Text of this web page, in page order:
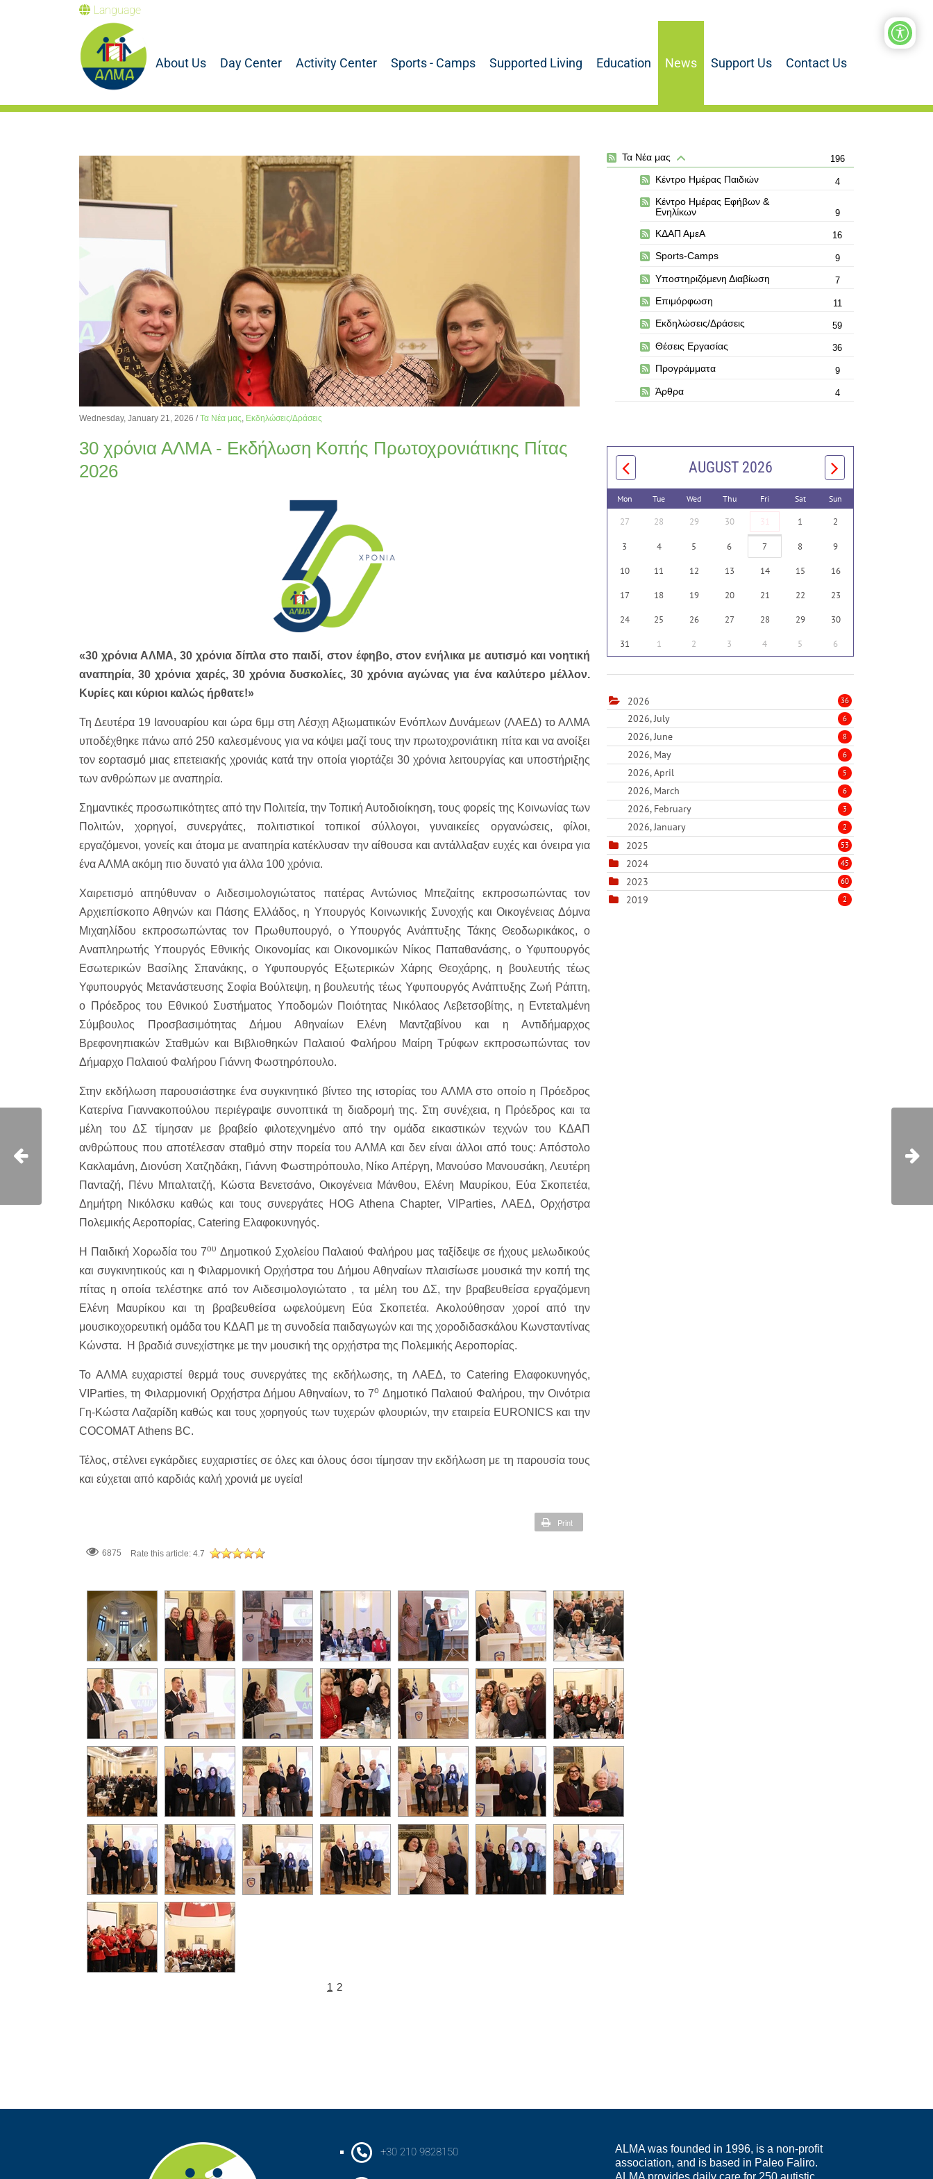
Language
About Us Day Center Activity Center Sports - Camps Supported Living Education News Support Us Contact Us
Wednesday, January 21, 2026 /Τα Νέα μας Εκδηλώσεις/Δράσεις
30 χρόνια ΑΛΜΑ - Εκδήλωση Κοπής Πρωτοχρονιάτικης Πίτας
2026
«30 χρόνια ΑΛΜΑ, 30 χρόνια δίπλα στο παιδί, στον έφηβο, στον ενήλικα με αυτισμό και νοητική
αναπηρία, 30 χρόνια χαρές, 30 χρόνια δυσκολίες, 30 χρόνια αγώνας για ένα καλύτερο μέλλον.
Κυρίες και κύριοι καλώς ήρθατε!»
Τη Δευτέρα 19 Ιανουαρίου και ώρα 6μμ στη Λέσχη Αξιωματικών Ενόπλων Δυνάμεων (ΛΑΕΔ) το ΑΛΜΑ
υποδέχθηκε πάνω από 250 καλεσμένους για να κόψει μαζί τους την πρωτοχρονιάτικη πίτα και να ανοίξει
τον εορτασμό μιας επετειακής χρονιάς κατά την οποία γιορτάζει 30 χρόνια λειτουργίας και υποστήριξης
των ανθρώπων με αναπηρία.
Σημαντικές προσωπικότητες από την Πολιτεία, την Τοπική Αυτοδιοίκηση, τους φορείς της Κοινωνίας των
Πολιτών, χορηγοί, συνεργάτες, πολιτιστικοί τοπικοί σύλλογοι, γυναικείες οργανώσεις, φίλοι,
εργαζόμενοι, γονείς και άτομα με αναπηρία κατέκλυσαν την αίθουσα και αντάλλαξαν ευχές και όνειρα για
ένα ΑΛΜΑ ακόμη πιο δυνατό για άλλα 100 χρόνια.
Χαιρετισμό απηύθυναν ο Αιδεσιμολογιώτατος πατέρας Αντώνιος Μπεζαίτης εκπροσωπώντας τον
Αρχιεπίσκοπο Αθηνών και Πάσης Ελλάδος, η Υπουργός Κοινωνικής Συνοχής και Οικογένειας Δόμνα
Μιχαηλίδου εκπροσωπώντας τον Πρωθυπουργό, ο Υπουργός Ανάπτυξης Τάκης Θεοδωρικάκος, ο
Αναπληρωτής Υπουργός Εθνικής Οικονομίας και Οικονομικών Νίκος Παπαθανάσης, ο Υφυπουργός
Εσωτερικών Βασίλης Σπανάκης, ο Υφυπουργός Εξωτερικών Χάρης Θεοχάρης, η βουλευτής τέως
Υφυπουργός Μετανάστευσης Σοφία Βούλτεψη, η βουλευτής τέως Υφυπουργός Ανάπτυξης Ζωή Ράπτη,
ο Πρόεδρος του Εθνικού Συστήματος Υποδομών Ποιότητας Νικόλαος Λεβετσοβίτης, η Εντεταλμένη
Σύμβουλος Προσβασιμότητας Δήμου Αθηναίων Ελένη Μαντζαβίνου και η Αντιδήμαρχος
Βρεφονηπιακών Σταθμών και Βιβλιοθηκών Παλαιού Φαλήρου Μαίρη Τρύφων εκπροσωπώντας τον
Δήμαρχο Παλαιού Φαλήρου Γιάννη Φωστηρόπουλο.
Στην εκδήλωση παρουσιάστηκε ένα συγκινητικό βίντεο της ιστορίας του ΑΛΜΑ στο οποίο η Πρόεδρος
Κατερίνα Γιαννακοπούλου περιέγραψε συνοπτικά τη διαδρομή της. Στη συνέχεια, η Πρόεδρος και τα
μέλη του ΔΣ τίμησαν με βραβείο φιλοτεχνημένο από την ομάδα εικαστικών τεχνών του ΚΔΑΠ
ανθρώπους που αποτέλεσαν σταθμό στην πορεία του ΑΛΜΑ και δεν είναι άλλοι από τους: Απόστολο
Κακλαμάνη, Διονύση Χατζηδάκη, Γιάννη Φωστηρόπουλο, Νίκο Απέργη, Μανούσο Μανουσάκη, Λευτέρη
Πανταζή, Πένυ Μπαλτατζή, Κώστα Βενετσάνο, Οικογένεια Μάνθου, Ελένη Μαυρίκου, Εύα Σκοπετέα,
Δημήτρη Νικόλσκυ καθώς και τους συνεργάτες HOG Athena Chapter, VIParties, ΛΑΕΔ, Ορχήστρα
Πολεμικής Αεροπορίας, Catering Ελαφοκυνηγός.
Η Παιδική Χορωδία του 7ου Δημοτικού Σχολείου Παλαιού Φαλήρου μας ταξίδεψε σε ήχους μελωδικούς
και συγκινητικούς και η Φιλαρμονική Ορχήστρα του Δήμου Αθηναίων πλαισίωσε μουσικά την κοπή της
πίτας η οποία τελέστηκε από τον Αιδεσιμολογιώτατο , τα μέλη του ΔΣ, την βραβευθείσα εργαζόμενη
Ελένη Μαυρίκου και τη βραβευθείσα ωφελούμενη Εύα Σκοπετέα. Ακολούθησαν χοροί από την
μουσικοχορευτική ομάδα του ΚΔΑΠ με τη συνοδεία παιδαγωγών και της χοροδιδασκάλου Κωνσταντίνας
Κώνστα. Η βραδιά συνεχίστηκε με την μουσική της ορχήστρα της Πολεμικής Αεροπορίας.
Το ΑΛΜΑ ευχαριστεί θερμά τους συνεργάτες της εκδήλωσης, τη ΛΑΕΔ, το Catering Ελαφοκυνηγός,
VIParties, τη Φιλαρμονική Ορχήστρα Δήμου Αθηναίων, το 7ο Δημοτικό Παλαιού Φαλήρου, την Οινότρια
Γη-Κώστα Λαζαρίδη καθώς και τους χορηγούς των τυχερών φλουριών, την εταιρεία EURONICS και την
COCOMAT Athens BC.
Τέλος, στέλνει εγκάρδιες ευχαριστίες σε όλες και όλους όσοι τίμησαν την εκδήλωση με τη παρουσία τους
και εύχεται από καρδιάς καλή χρονιά με υγεία!
Print
6875 Rate this article: 4.7
1 2
Τα Νέα μας 196
Κέντρο Ημέρας Παιδιών 4
Κέντρο Ημέρας Εφήβων &
Ενηλίκων
9
ΚΔΑΠ ΑμεΑ 16
Sports-Camps 9
Υποστηριζόμενη Διαβίωση 7
Επιμόρφωση 11
Εκδηλώσεις/Δράσεις 59
Θέσεις Εργασίας 36
Προγράμματα 9
Άρθρα 4
AUGUST 2026
Mon Tue Wed Thu Fri Sat Sun
27 28 29 30 31 1 2
3 4 5 6 7 8 9
10 11 12 13 14 15 16
17 18 19 20 21 22 23
24 25 26 27 28 29 30
31 1 2 3 4 5 6
2026 36
2026, July 6
2026, June 8
2026, May 6
2026, April 5
2026, March 6
2026, February 3
2026, January 2
2025 53
2024 45
2023 60
2019 2
+30 210 9828150
ALMA was founded in 1996, is a non-profit
association, and is based in Paleo Faliro.